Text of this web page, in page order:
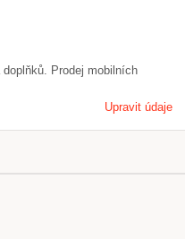
Prodej mobilních
Upravit údaje